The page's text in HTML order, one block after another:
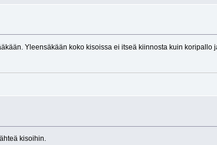
Yleensäkään koko kisoissa ei itseä kiinnosta kuin koripallo
kisoihin.